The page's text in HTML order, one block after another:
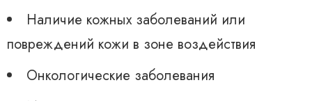
Наличие кожных заболеваний или
повреждений кожи в зоне воздействия
Онкологические заболевания